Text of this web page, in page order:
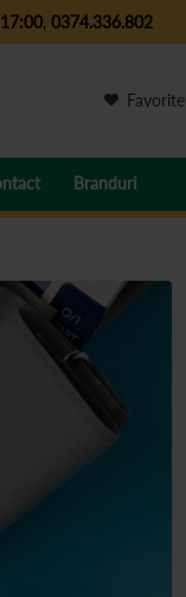
, 0374.336.802
Favorite
Branduri